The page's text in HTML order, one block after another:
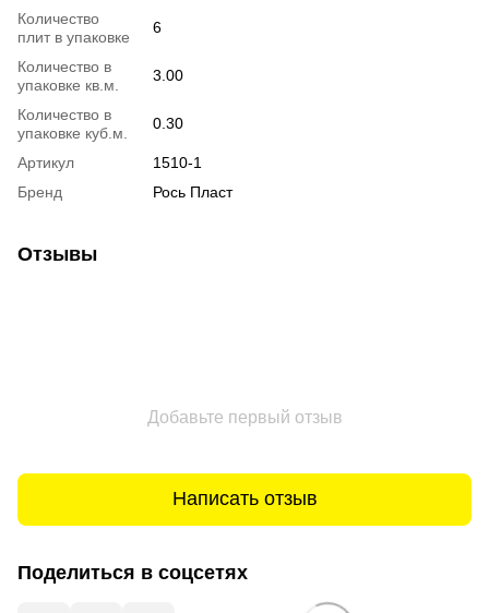
Количество
плит в упаковке
6
Количество в
упаковке кв.м.
3.00
Количество в
упаковке куб.м.
0.30
Артикул
1510-1
Бренд
Рось Пласт
Отзывы
Добавьте первый отзыв
Написать отзыв
Поделиться в соцсетях